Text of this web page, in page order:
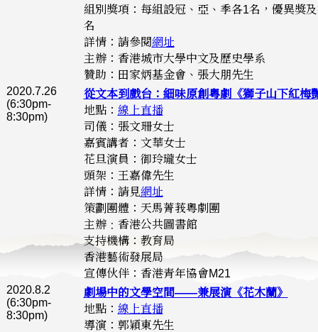
組別獎項：每組設冠、亞、季各1名，優異獎
名
詳情：請參閱網址
主辦：香港城市大學中文及歷史學系
贊助：田家炳基金會、張大朋先生
2020.7.26
(6:30pm-
8:30pm)
從文本到戲台：細味原創粵劇《獅子山下紅梅
地點： 線上直播
司儀：張文珊女士
嘉賓講者：文華女士
花旦演員：御玲瓏女士
頭架：王嘉偉先生
詳情：請見網址
策劃團體：天馬菁莪粵劇團
主辦﹕香港公共圖書館
支持機構：教育局
香港藝術發展局
宣傳伙伴：香港青年協會M21
2020.8.2
(6:30pm-
8:30pm)
劇場中的文學空間——兼展演《花木蘭》
地點： 線上直播
導演：郭穎東先生